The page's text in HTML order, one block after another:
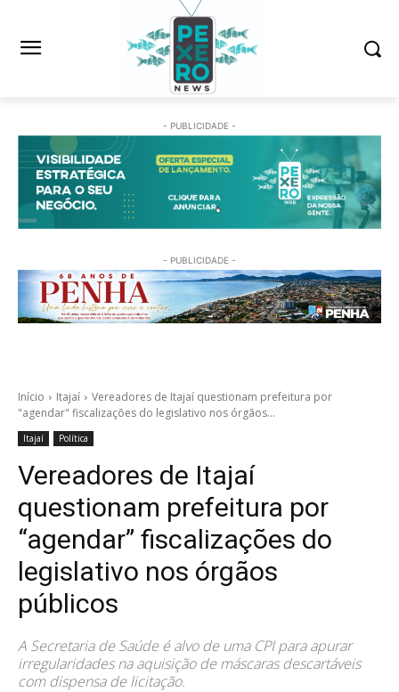
- PUBLICIDADE -
- PUBLICIDADE -
Início Itajaí
Vereadores de Itajaí questionam prefeitura por
"agendar" fiscalizações do legislativo nos órgãos...
Itajaí Política
Vereadores de Itajaí
questionam prefeitura por
“agendar” fiscalizações do
legislativo nos órgãos
públicos
A Secretaria de Saúde é alvo de uma CPI para apurar
irregularidades na aquisição de máscaras descartáveis
com dispensa de licitação.